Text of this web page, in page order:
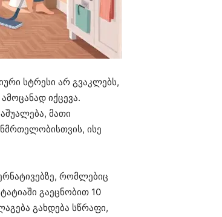
სტრესი არ გვაკლებს,
იქცევა.
მათი
ისე
რომლებიც
გაეცნობით 10
გახდება სწრაფი,